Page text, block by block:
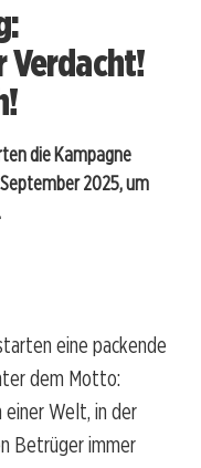
Verdacht!
die Kampagne
2025, um
eine packende
dem Motto:
einer Welt, in der
Betrüger immer